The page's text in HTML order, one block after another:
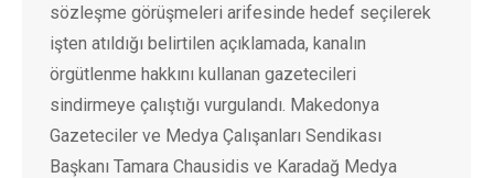
sözleşme görüşmeleri arifesinde hedef seçilerek
işten atıldığı belirtilen açıklamada, kanalın
örgütlenme hakkını kullanan gazetecileri
sindirmeye çalıştığı vurgulandı. Makedonya
Gazeteciler ve Medya Çalışanları Sendikası
Başkanı Tamara Chausidis ve Karadağ Medya